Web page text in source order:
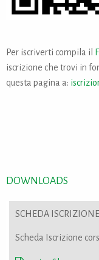
Per iscriverti compila il
iscrizione che trovi in
questa pagina a:
DOWNLOADS
SCHEDA
Scheda Iscrizione